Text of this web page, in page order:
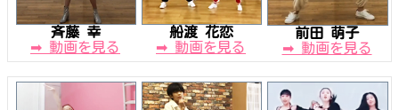
斉藤 幸
➡ 動画を見る
船渡 花恋
➡ 動画を見る
前田 萌子
➡ 動画を見る